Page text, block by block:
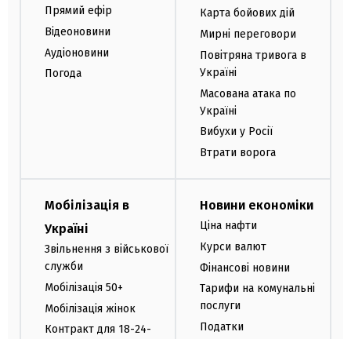
Прямий ефір
Відеоновини
Аудіоновини
Погода
Карта бойових дій
Мирні переговори
Повітряна тривога в
Україні
Масована атака по
Україні
Вибухи у Росії
Втрати ворога
Мобілізація в
Україні
Звільнення з військової
служби
Мобілізація 50+
Мобілізація жінок
Контракт для 18-24-
Новини економіки
Ціна нафти
Курси валют
Фінансові новини
Тарифи на комунальні
послуги
Податки